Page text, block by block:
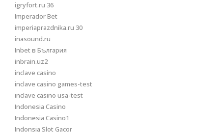
igryfort.ru 36
Imperador Bet
imperiaprazdnika.ru 30
inasound.ru
Inbet в България
inbrain.uz2
inclave casino
inclave casino games-test
inclave casino usa-test
Indonesia Casino
Indonesia Casino1
Indonsia Slot Gacor